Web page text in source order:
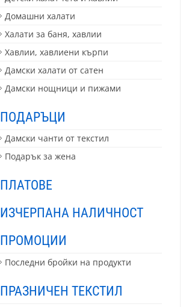
Домашни халати
Халати за баня, хавлии
Хавлии, хавлиени кърпи
Дамски халати от сатен
Дамски нощници и пижами
ПОДАРЪЦИ
Дамски чанти от текстил
Подарък за жена
ПЛАТОВЕ
ИЗЧЕРПАНА НАЛИЧНОСТ
ПРОМОЦИИ
Последни бройки на продукти
ПРАЗНИЧЕН ТЕКСТИЛ